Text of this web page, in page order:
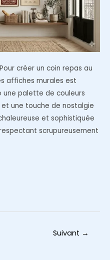
créer un coin repas au
affiches murales est
une palette de couleurs
une touche de nostalgie
et sophistiquée
scrupureusement
Suivant →